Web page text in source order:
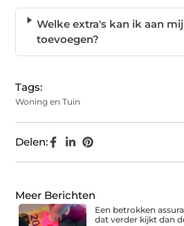
Welke extra's kan ik aan
toevoegen?
Tags:
Woning en Tuin
Delen:
Meer Berichten
Een betrokken
dat verder kijkt dan